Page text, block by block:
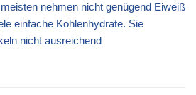
nehmen nicht genügend Eiweiß
einfache Kohlenhydrate. Sie
nicht ausreichend